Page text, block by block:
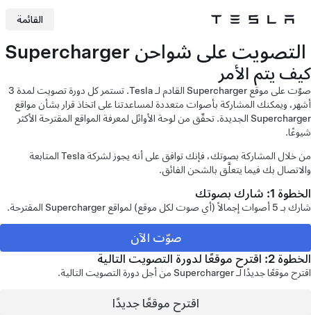
Tesla القائمة
التصويت على شواحن Supercharger
كيف يتم الأمر
صوّت على موقع Supercharger القادم لـ Tesla. تستمر كل دورة تصويت لمدة 3
أشهر، ويمكنك المشاركة بأصوات متعددة لمساعدتنا على اتخاذ قرار بشأن مواقع
Supercharger الجديدة. تحقّق من لوحة الأوائل لمعرفة المواقع المقترحة الأكثر
شيوعًا.
من خلال المشاركة بصوتك، فإنك توافق على أنه يجوز لشركة Tesla المتابعة
والاتصال بك فيما يتعلَّق بالشحن الفائق.
الخطوة 1: شارك بصوتك
شارك بـ 5 أصوات إجمالاً (أي صوت لكل موقع) لمواقع Supercharger المقترحة.
صوّت الآن
الخطوة 2: اقترح موقعًا لدورة التصويت التالية
اقترح موقعًا جديدًا لـ Supercharger من أجل دورة التصويت التالية.
اقترح موقعًا جديدًا